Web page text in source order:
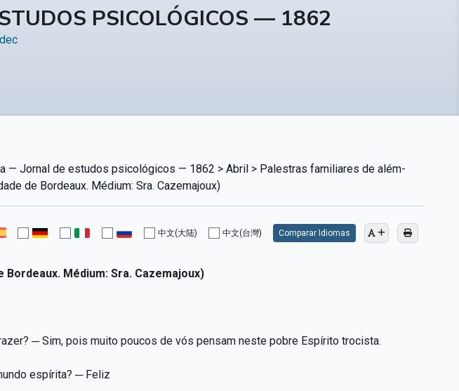
PSICOLÓGICOS — 1862
— Jornal de estudos psicológicos — 1862 > Abril > Palestras familiares de além-
de Bordeaux. Médium: Sra. Cazemajoux)
中文(大陆) 中文(台灣) Comparar Idiomas
Bordeaux. Médium: Sra. Cazemajoux)
─ Sim, pois muito poucos de vós pensam neste pobre Espírito trocista.
espírita? ─ Feliz